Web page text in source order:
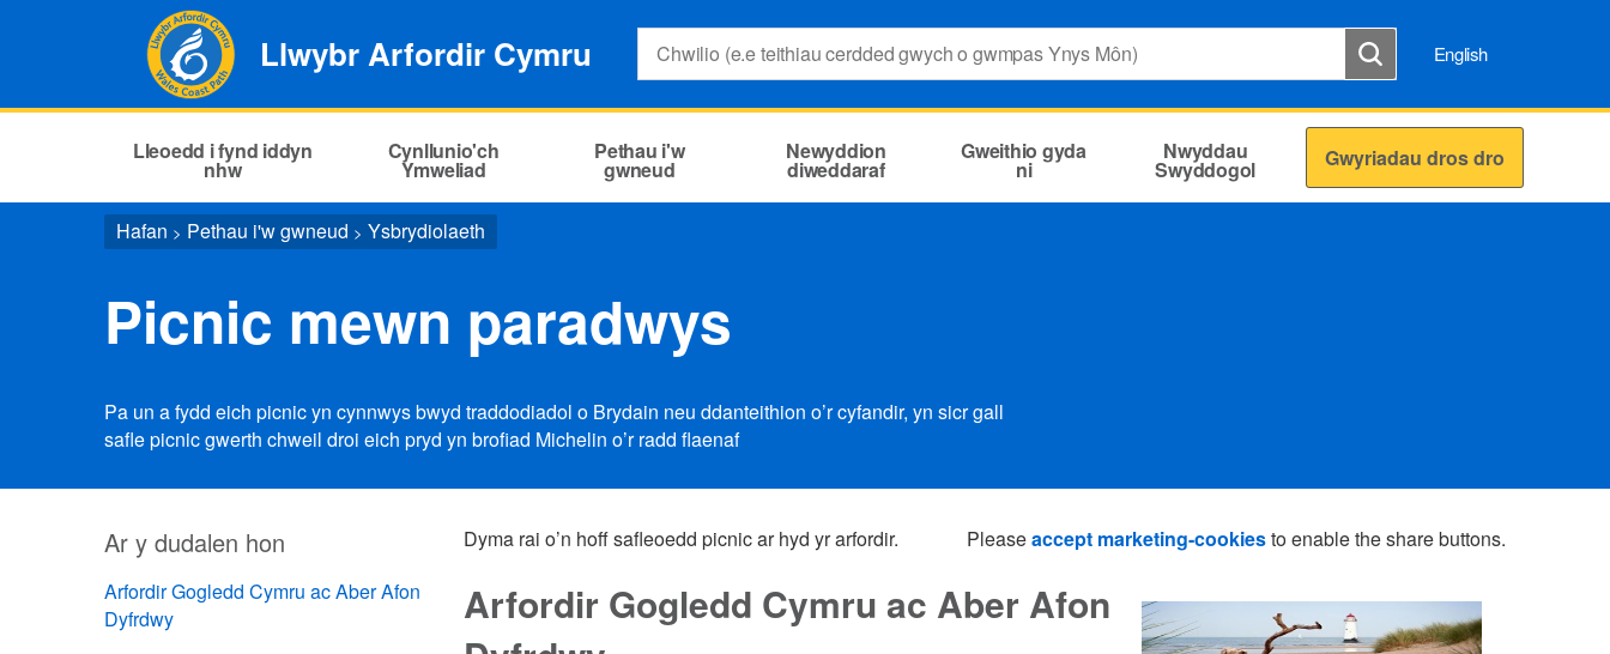
Llwybr Arfordir Cymru Search: English
Lleoedd i fynd iddyn
nhw
Cynllunio'ch
Ymweliad
Pethau i'w
gwneud
Newyddion
diweddaraf
Gweithio gyda
ni
Nwyddau
Swyddogol Gwyriadau dros dro
Hafan > Pethau i'w gwneud > Ysbrydiolaeth
Picnic mewn paradwys
Pa un a fydd eich picnic yn cynnwys bwyd traddodiadol o Brydain neu ddanteithion o’r cyfandir, yn sicr gall
safle picnic gwerth chweil droi eich pryd yn brofiad Michelin o’r radd flaenaf
Ar y dudalen hon
Arfordir Gogledd Cymru ac Aber Afon
Dyfrdwy
Pleaseaccept marketing-cookiesto enable the share buttons.
Dyma rai o’n hoff safleoedd picnic ar hyd yr arfordir.
Arfordir Gogledd Cymru ac Aber Afon